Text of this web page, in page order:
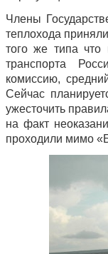
Члены
теплохода
того же типа что
транспорта
комиссию,
Сейчас
ужесточить
на факт
проходили мимо